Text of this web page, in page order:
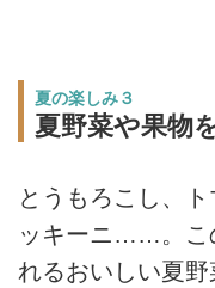
夏の楽しみ３
夏野菜や果物
とうもろこし、
ッキーニ……。こ
れるおいしい夏野